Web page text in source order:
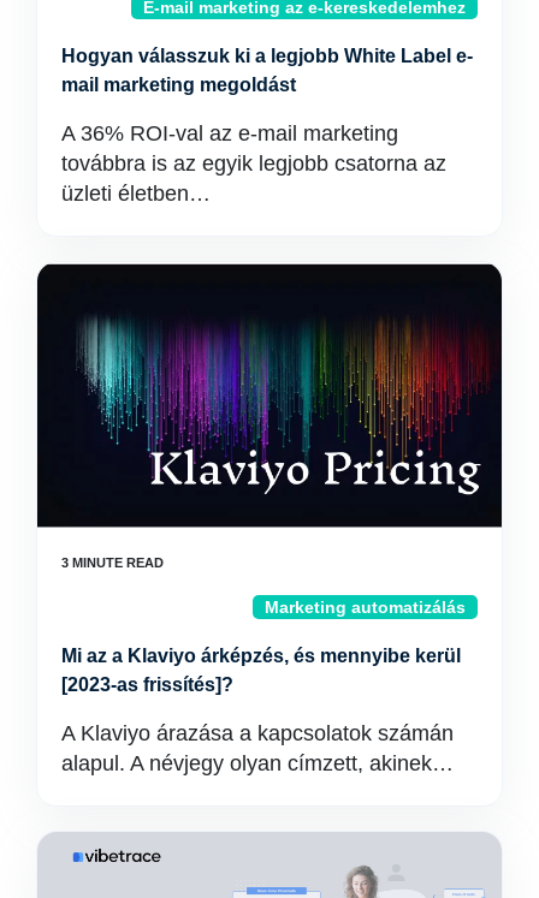
E-mail marketing az e-kereskedelemhez
Hogyan válasszuk ki a legjobb White Label e-
mail marketing megoldást
A 36% ROI-val az e-mail marketing
továbbra is az egyik legjobb csatorna az
üzleti életben…
Marketing automatizálás
Mi az a Klaviyo árképzés, és mennyibe kerül
[2023-as frissítés]?
A Klaviyo árazása a kapcsolatok számán
alapul. A névjegy olyan címzett, akinek…